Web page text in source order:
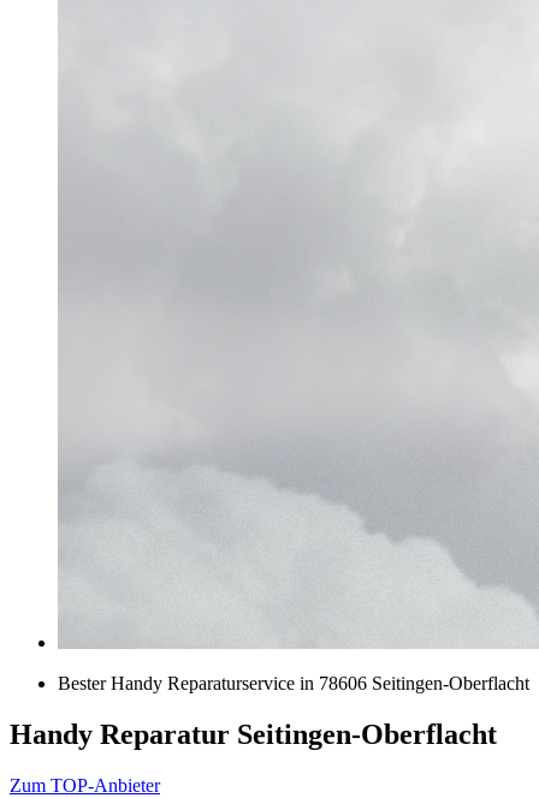
Bester Handy Reparaturservice in 78606 Seitingen-Oberflacht
Handy Reparatur Seitingen-Oberflacht
Zum TOP-Anbieter